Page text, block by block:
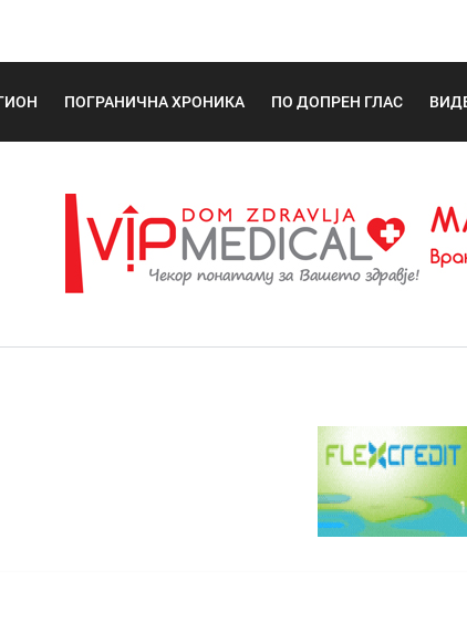
ПОГРАНИЧНА ХРОНИКА ПО ДОПРЕН ГЛАС